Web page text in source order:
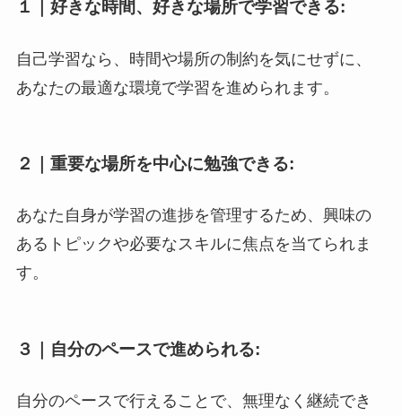
１｜ 好きな時間、好きな場所で学習できる:
自己学習なら、時間や場所の制約を気にせずに、
あなたの最適な環境で学習を進められます。
２｜ 重要な場所を中心に勉強できる:
あなた自身が学習の進捗を管理するため、興味の
あるトピックや必要なスキルに焦点を当てられま
す。
３｜ 自分のペースで進められる:
自分のペースで行えることで、無理なく継続でき